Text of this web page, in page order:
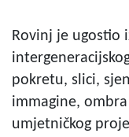
Rovinj je ugostio
pokretu, slici,
immagine,
umjetničkog